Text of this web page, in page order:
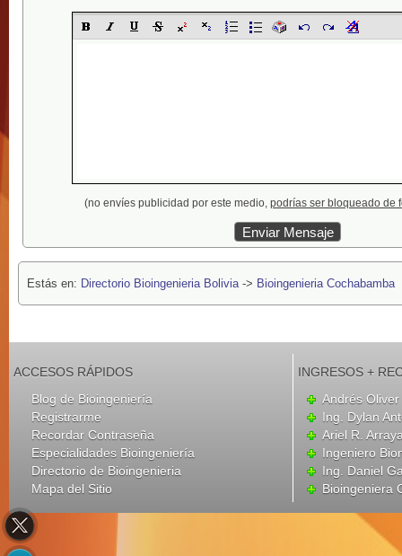
(no envíes publicidad por este medio, podrías ser bloqueado de
Estás en: Directorio Bioingenieria Bolivia-> Bioingenieria Cochabamba
ACCESOS RÁPIDOS
Blog de Bioingeniería
Registrarme
Recordar Contraseña
Especialidades Bioingeniería
Directorio de Bioingenieria
Mapa del Sitio
INGRESOS +
Andrés Oliver
Ing. Dylan
Ariel R.
Ingeniero
Ing. Daniel
Bioingeniera